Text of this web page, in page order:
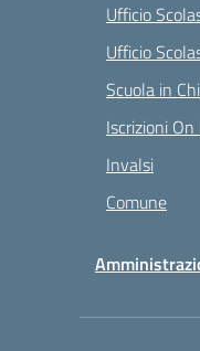
Ufficio
Ufficio
Scuola in
Iscrizioni
Invalsi
Comune